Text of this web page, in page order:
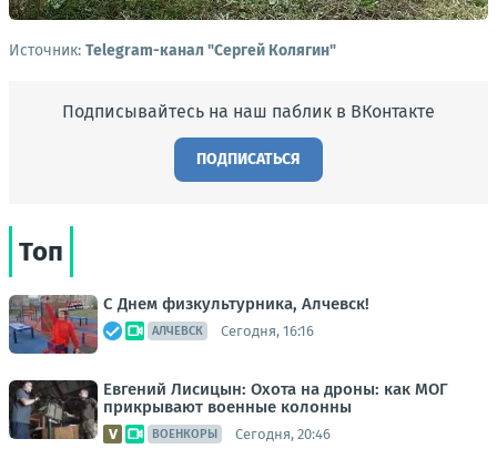
Источник: Telegram-канал "Сергей Колягин"
Подписывайтесь на наш паблик в ВКонтакте
ПОДПИСАТЬСЯ
Топ
С Днем физкультурника, Алчевск!
АЛЧЕВСК Сегодня, 16:16
Евгений Лисицын: Охота на дроны: как МОГ
прикрывают военные колонны
ВОЕНКОРЫ Сегодня, 20:46